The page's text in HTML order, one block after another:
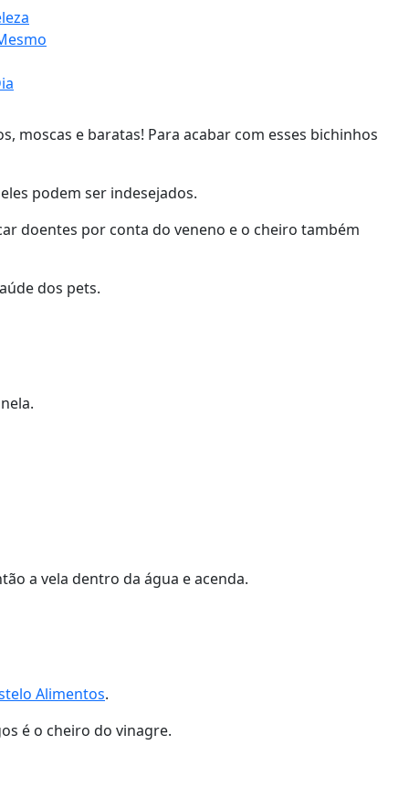
moscas e baratas! Para acabar com esses bichinhos
podem ser indesejados.
doentes por conta do veneno e o cheiro também
dos pets.
a vela dentro da água e acenda.
Alimentos.
é o cheiro do vinagre.